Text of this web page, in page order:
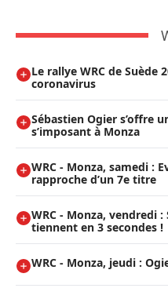
Le rallye WRC de Suède
coronavirus
Sébastien Ogier s’offre
s’imposant à Monza
WRC - Monza, samedi :
rapproche d’un 7e titre
WRC - Monza, vendredi
tiennent en 3 secondes !
WRC - Monza, jeudi :